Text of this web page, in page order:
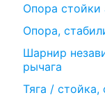
Опора стойки
Опора,
Шарнир
рычага
Тяга / стойка,